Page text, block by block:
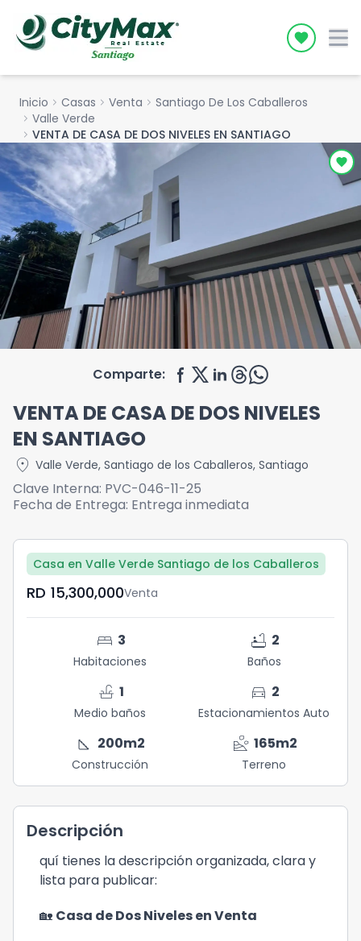
Icon
Inicio chevron_right Casas chevron_right Venta chevron_right Santiago De Los Caballeros
chevron_right Valle Verde
chevron_right VENTA DE CASA DE DOS NIVELES EN SANTIAGO
Comparte:
VENTA DE CASA DE DOS NIVELES
EN SANTIAGO
location_on Valle Verde, Santiago de los Caballeros, Santiago
Clave Interna: PVC-046-11-25
Fecha de Entrega: Entrega inmediata
Casa en Valle Verde Santiago de los Caballeros
RD	15,300,000Venta
bed 3
Habitaciones
bathtub 2
Baños
faucet 1
Medio baños
directions_car 2
Estacionamientos Auto
square_foot 200m2
Construcción
landslide 165m2
Terreno
Descripción
quí tienes la descripción organizada, clara y
lista para publicar:
🏡 Casa de Dos Niveles en Venta